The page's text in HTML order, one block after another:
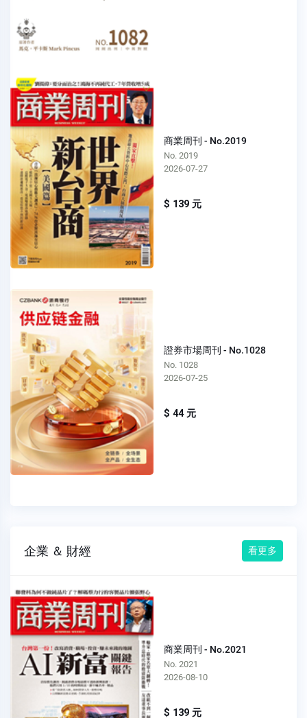
商業周刊 - No.2019
No. 2019
2026-07-27
$ 139 元
證券市場周刊 - No.1028
No. 1028
2026-07-25
$ 44 元
企業 ＆ 財經 看更多
商業周刊 - No.2021
No. 2021
2026-08-10
$ 139 元